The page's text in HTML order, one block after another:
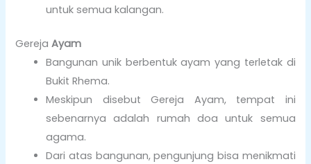
untuk semua kalangan.
Gereja Ayam
Bangunan unik berbentuk ayam yang terletak di
Bukit Rhema.
Meskipun disebut Gereja Ayam, tempat ini
sebenarnya adalah rumah doa untuk semua
agama.
Dari atas bangunan, pengunjung bisa menikmati